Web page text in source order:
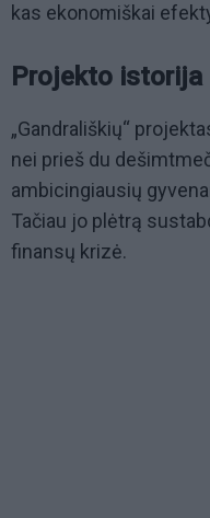
kas ekonomiškai
Projekto istorija
„Gandrališkių“
nei prieš du
ambicingiausių
Tačiau jo plėtrą
finansų krizė.